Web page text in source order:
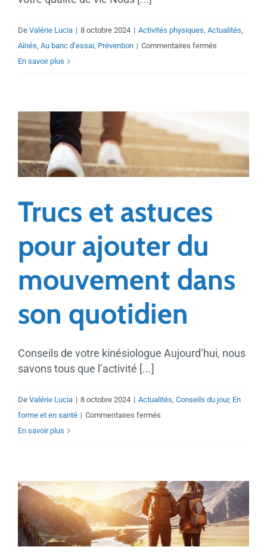
De Valérie Lucia | 8 octobre 2024 | Activités physiques, Actualités,
Aînés, Au banc d’essai, Prévention | Commentaires fermés
En savoir plus
Trucs et astuces
pour ajouter du
mouvement dans
son quotidien
Conseils de votre kinésiologue Aujourd’hui, nous
savons tous que l’activité [...]
De Valérie Lucia | 8 octobre 2024 | Actualités, Conseils du jour, En
forme et en santé | Commentaires fermés
ajouter
du
mouvement
dans
En savoir plus